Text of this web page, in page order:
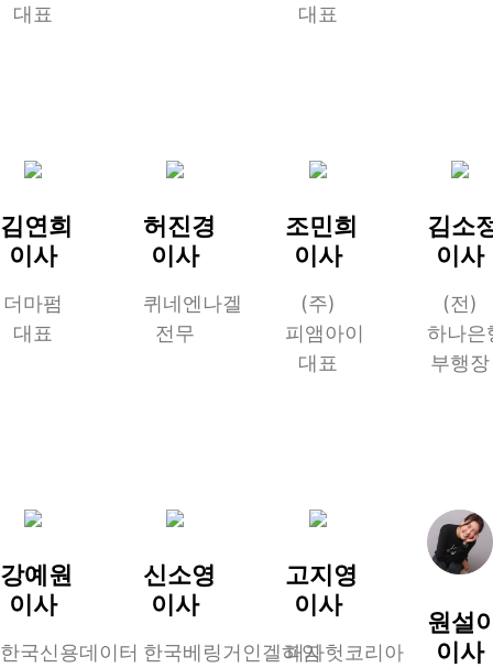
대표
대표
김연희
이사
더마펌
대표
허진경
이사
퀴네엔나겔
전무
조민희
이사
(주)
피앰아이
대표
김소
이사
(전)
하나은
부행장
강예원
이사
한국신용데이터
신소영
이사
한국베링거인겔하임
고지영
이사
피자헛코리아
원설
이사